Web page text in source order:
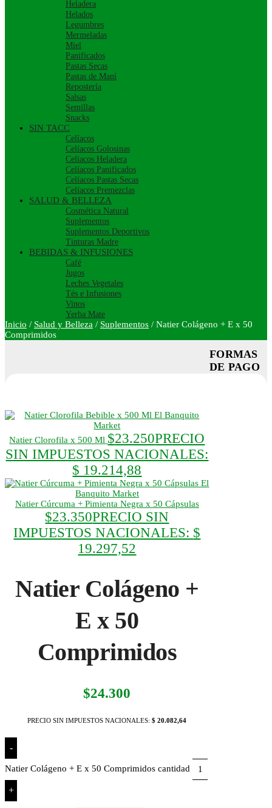
Heladera
Helados
Legumbres
Mermeladas
Miel
Panificados
Pastas Secas
Pastas de Maní
Repostería
Salsas
Semillas
Snacks
SIN TACC
Celíacos
Celíacos Golosinas
Celíacos Heladera
Celíacos Panificados
Celíacos Pastas Secas
Celíacos Premezclas
SALUD & BELLEZA
Cosmética Natural
Suplementos
Suplementos Deportivos
Tinturas Madre
BEBIDAS & INFUSIONES
Café
Jugos
Leches Vegetales
Tés e Infusiones
Vinos
Yerba Mate
Inicio / Salud y Belleza / Suplementos / Natier Colágeno + E x 50
Comprimidos
Natier Clorofila x 500 Ml $23.250PRECIO
SIN IMPUESTOS NACIONALES:
$ 19.214,88
Natier Cúrcuma + Pimienta Negra x 50 Cápsulas
$23.350PRECIO SIN
IMPUESTOS NACIONALES: $
19.297,52
Natier Colágeno +
E x 50
Comprimidos
$24.300
PRECIO SIN IMPUESTOS NACIONALES:$ 20.082,64
-
Natier Colágeno + E x 50 Comprimidos cantidad
+
FORMAS
DE PAGO